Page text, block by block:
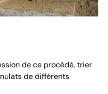
de ce procédé, trier
de différents